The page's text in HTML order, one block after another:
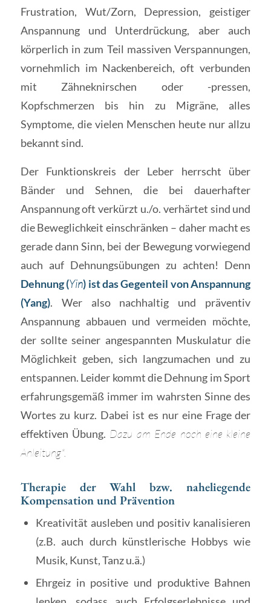
Frustration, Wut/Zorn, Depression, geistiger
Anspannung und Unterdrückung, aber auch
körperlich in zum Teil massiven Verspannungen,
vornehmlich im Nackenbereich, oft verbunden
mit Zähneknirschen oder -pressen,
Kopfschmerzen bis hin zu Migräne, alles
Symptome, die vielen Menschen heute nur allzu
bekannt sind.
Der Funktionskreis der Leber herrscht über
Bänder und Sehnen, die bei dauerhafter
Anspannung oft verkürzt u./o. verhärtet sind und
die Beweglichkeit einschränken – daher macht es
gerade dann Sinn, bei der Bewegung vorwiegend
auch auf Dehnungsübungen zu achten! Denn
Dehnung (Yin) ist das Gegenteil von Anspannung
(Yang). Wer also nachhaltig und präventiv
Anspannung abbauen und vermeiden möchte,
der sollte seiner angespannten Muskulatur die
Möglichkeit geben, sich langzumachen und zu
entspannen. Leider kommt die Dehnung im Sport
erfahrungsgemäß immer im wahrsten Sinne des
Wortes zu kurz. Dabei ist es nur eine Frage der
effektiven Übung. Dazu am Ende noch eine kleine
Anleitung*.
Therapie der Wahl bzw. naheliegende
Kompensation und Prävention
Kreativität ausleben und positiv kanalisieren
(z.B. auch durch künstlerische Hobbys wie
Musik, Kunst, Tanz u.ä.)
Ehrgeiz in positive und produktive Bahnen